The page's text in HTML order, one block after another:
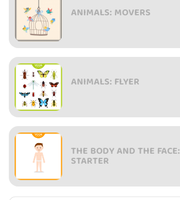
ANIMALS: MOVERS
ANIMALS: FLYER
THE BODY AND THE FACE:
STARTER